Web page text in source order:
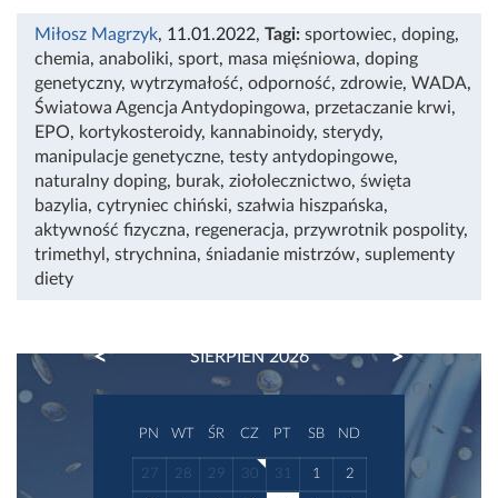
Miłosz Magrzyk, 11.01.2022, Tagi: sportowiec, doping,
chemia, anaboliki, sport, masa mięśniowa, doping
genetyczny, wytrzymałość, odporność, zdrowie, WADA,
Światowa Agencja Antydopingowa, przetaczanie krwi,
EPO, kortykosteroidy, kannabinoidy, sterydy,
manipulacje genetyczne, testy antydopingowe,
naturalny doping, burak, ziołolecznictwo, święta
bazylia, cytryniec chiński, szałwia hiszpańska,
aktywność fizyczna, regeneracja, przywrotnik pospolity,
trimethyl , strychnina, śniadanie mistrzów, suplementy
diety
SIERPIEŃ 2026
PREVIOUS NEXT
PN WT ŚR CZ PT SB ND
27 28 29 30 31 1 2